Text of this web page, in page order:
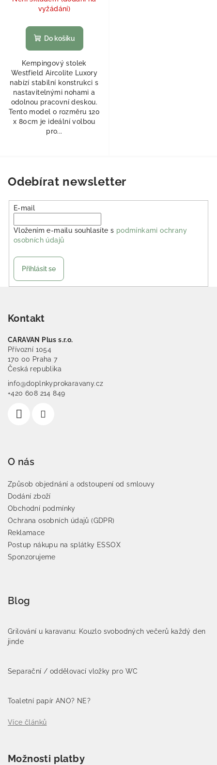
vyžádání)
Do košíku
Kempingový stolek
Westfield Aircolite Luxory
nabízí stabilní konstrukci s
nastavitelnými nohami a
odolnou pracovní deskou.
Tento model o rozměru 120
x 80cm je ideální volbou
pro...
Odebírat newsletter
E-mail
Vložením e-mailu souhlasíte s podmínkami ochrany
osobních údajů
Přihlásit se
Kontakt
CARAVAN Plus s.r.o.
Přívozní 1054
170 00 Praha 7
Česká republika
info@doplnkyprokaravany.cz
+420 608 214 849
O nás
Způsob objednání a odstoupení od smlouvy
Dodání zboží
Obchodní podmínky
Ochrana osobních údajů (GDPR)
Reklamace
Postup nákupu na splátky ESSOX
Sponzorujeme
Blog
Grilování u karavanu: Kouzlo svobodných večerů každý den
jinde
Separační / oddělovací vložky pro WC
Toaletní papír ANO? NE?
Více článků
Možnosti platby